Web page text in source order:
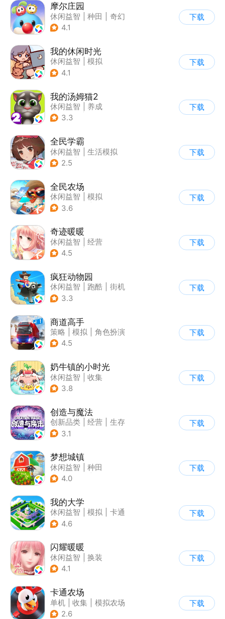
摩尔庄园
休闲益智 种田
奇幻
| 摩尔庄园
4.1
下载
我的休闲时光
休闲益智
模拟
4.1
下载
我的汤姆猫2
休闲益智
养成
| 汤姆猫
3.3
下载
全民学霸
休闲益智
生活模拟
| 校园
2.5
下载
全民农场
休闲益智
模拟
| 田园生活
3.6
下载
奇迹暖暖
休闲益智
经营
| 美少女
4.5
下载
疯狂动物园
休闲益智 跑酷
街机
| 像素风
3.3
下载
商道高手
策略 模拟
角色扮演
| 收集
4.5
下载
奶牛镇的小时光
休闲益智
收集
| 像素风
3.8
下载
创造与魔法
创新品类 经营
生存
| 开放世界
3.1
下载
梦想城镇
休闲益智
种田
| 田园生活
4.0
下载
我的大学
休闲益智 模拟
卡通
| 九游
4.6
下载
闪耀暖暖
休闲益智
换装
| 美少女
4.1
下载
卡通农场
单机 收集
模拟农场
| 卡通
2.6
下载